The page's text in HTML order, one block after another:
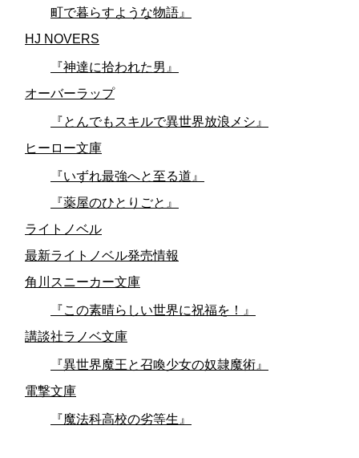
町で暮らすような物語』
HJ NOVERS
『神達に拾われた男』
オーバーラップ
『とんでもスキルで異世界放浪メシ』
ヒーロー文庫
『いずれ最強へと至る道』
『薬屋のひとりごと』
ライトノベル
最新ライトノベル発売情報
角川スニーカー文庫
『この素晴らしい世界に祝福を！』
講談社ラノベ文庫
『異世界魔王と召喚少女の奴隷魔術』
電撃文庫
『魔法科高校の劣等生』